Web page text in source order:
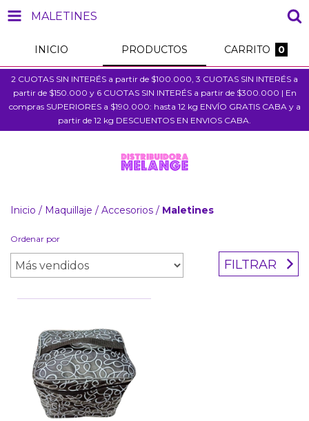
MALETINES
INICIO PRODUCTOS CARRITO 0
2 CUOTAS SIN INTERÉS a partir de $100.000, 3 CUOTAS SIN INTERÉS a
partir de $150.000 y 6 CUOTAS SIN INTERÉS a partir de $300.000 | En
compras SUPERIORES a $190.000: hasta 12 kg ENVÍO GRATIS CABA y a
partir de 12 kg DESCUENTOS EN ENVIOS CABA.
Inicio / Maquillaje / Accesorios / Maletines
Ordenar por
FILTRAR